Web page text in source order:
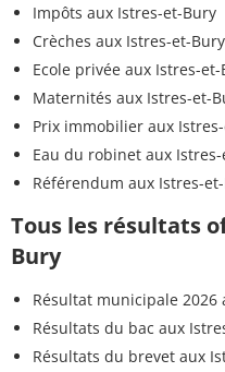
Impôts aux Istres-et-Bury
Crèches aux Istres-et-Bury
Ecole privée aux Istres-
Maternités aux Istres-et-
Prix immobilier aux
Eau du robinet aux
Référendum aux Istres-
Tous les résultats
Bury
Résultat municipale 2026
Résultats du bac aux
Résultats du brevet aux